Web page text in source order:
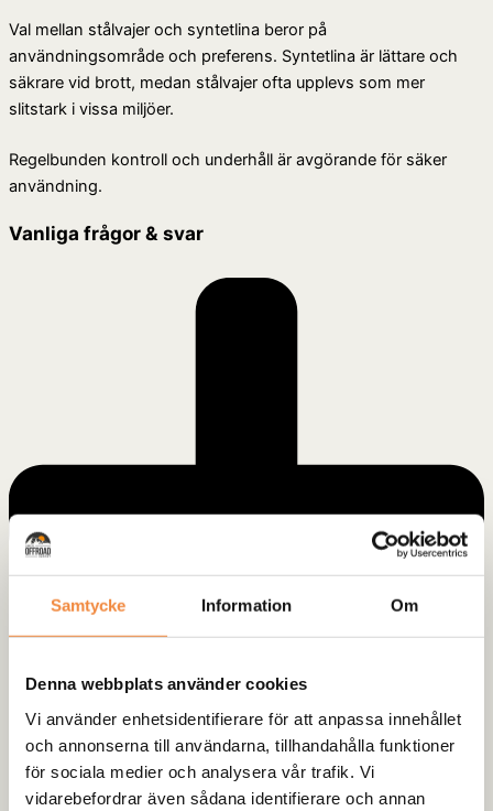
Samtycke Information Om
Denna webbplats använder cookies
Vi använder enhetsidentifierare för att anpassa innehållet
och annonserna till användarna, tillhandahålla funktioner
för sociala medier och analysera vår trafik. Vi
vidarebefordrar även sådana identifierare och annan
Val mellan stålvajer och syntetlina beror på
användningsområde och preferens. Syntetlina är lättare och
säkrare vid brott, medan stålvajer ofta upplevs som mer
slitstark i vissa miljöer.
Regelbunden kontroll och underhåll är avgörande för säker
användning.
Vanliga frågor & svar